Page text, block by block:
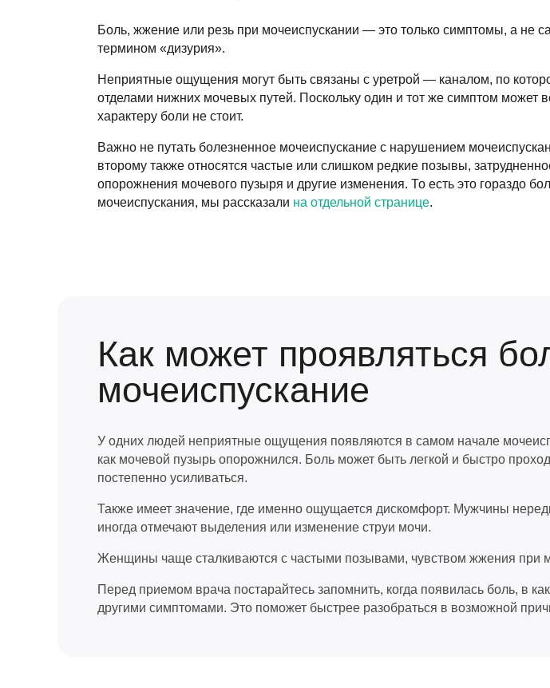
Боль, жжение или резь при мочеиспускании — это только симптомы, а не
термином «дизурия».
Неприятные ощущения могут быть связаны с уретрой — каналом, по
отделами нижних мочевых путей. Поскольку один и тот же симптом может
характеру боли не стоит.
Важно не путать болезненное мочеиспускание с нарушением
второму также относятся частые или слишком редкие позывы,
опорожнения мочевого пузыря и другие изменения. То есть это гораздо
мочеиспускания, мы рассказали на отдельной странице.
Как может проявляться
мочеиспускание
У одних людей неприятные ощущения появляются в самом начале
как мочевой пузырь опорожнился. Боль может быть легкой и быстро
постепенно усиливаться.
Также имеет значение, где именно ощущается дискомфорт. Мужчины
иногда отмечают выделения или изменение струи мочи.
Женщины чаще сталкиваются с частыми позывами, чувством жжения при
Перед приемом врача постарайтесь запомнить, когда появилась боль, в
другими симптомами. Это поможет быстрее разобраться в возможной